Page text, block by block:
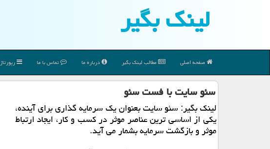
لینك بگیر
صفحه اصلی مطالب لینك بگیر درباره ما تماس با ما رپورتاژ
سئو سایت با فست سئو
لینك بگیر: سئو سایت بعنوان یك سرمایه گذاری برای آینده،
یكی از اساسی ترین عناصر موثر در كسب و كار، ایجاد ارتباط
موثر و بازگشت سرمایه بشمار می آید.